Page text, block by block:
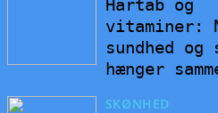
Hårtab og
vitaminer:
sundhed og
hænger
SKØNHED